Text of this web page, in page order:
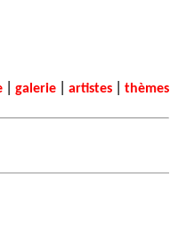
galerie artistes thèmes